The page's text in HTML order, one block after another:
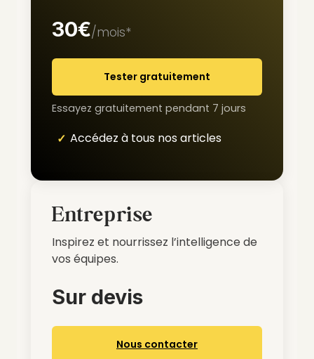
30€/mois*
Tester gratuitement
Essayez gratuitement pendant 7 jours
Accédez à tous nos articles
Entreprise
Inspirez et nourrissez l’intelligence de
vos équipes.
Sur devis
Nous contacter